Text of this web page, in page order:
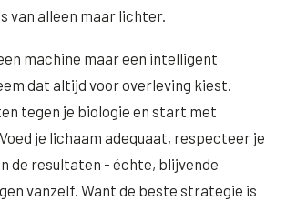
van alleen maar lichter.
machine maar een intelligent
dat altijd voor overleving kiest.
tegen je biologie en start met
je lichaam adequaat, respecteer je
de resultaten - échte, blijvende
vanzelf. Want de beste strategie is